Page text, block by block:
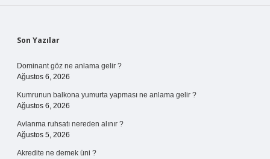
Sidebar
Son Yazılar
Dominant göz ne anlama gelir ?
Ağustos 6, 2026
Kumrunun balkona yumurta yapması ne anlama gelir ?
Ağustos 6, 2026
Avlanma ruhsatı nereden alınır ?
Ağustos 5, 2026
Akredite ne demek üni ?